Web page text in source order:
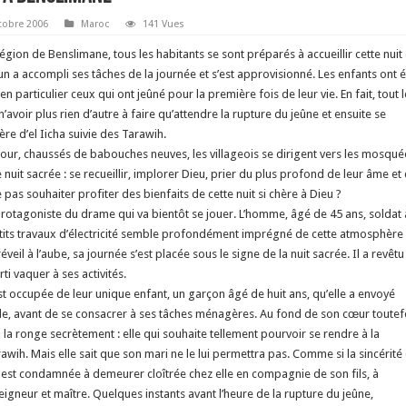
2006 Maroc 141 Vues
de Benslimane, tous les habitants se sont préparés à accueillir cette nuit
a accompli ses tâches de la journée et s’est approvisionné. Les enfants ont
particulier ceux qui ont jeûné pour la première fois de leur vie. En fait, tout
plus rien d’autre à faire qu’attendre la rupture du jeûne et ensuite se
d’el Iicha suivie des Tarawih.
chaussés de babouches neuves, les villageois se dirigent vers les
sacrée : se recueillir, implorer Dieu, prier du plus profond de leur âme et
pas souhaiter profiter des bienfaits de cette nuit si chère à Dieu ?
du drame qui va bientôt se jouer. L’homme, âgé de 45 ans, soldat
travaux d’électricité semble profondément imprégné de cette atmosphère
à l’aube, sa journée s’est placée sous le signe de la nuit sacrée. Il a revêtu
vaquer à ses activités.
occupée de leur unique enfant, un garçon âgé de huit ans, qu’elle a envoyé
avant de se consacrer à ses tâches ménagères. Au fond de son cœur
ronge secrètement : elle qui souhaite tellement pourvoir se rendre à la
Mais elle sait que son mari ne le lui permettra pas. Comme si la sincérité
condamnée à demeurer cloîtrée chez elle en compagnie de son fils, à
et maître. Quelques instants avant l’heure de la rupture du jeûne,